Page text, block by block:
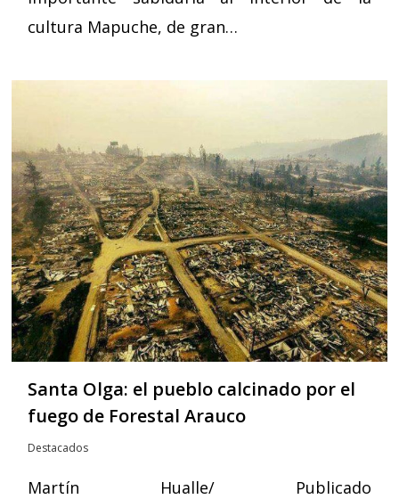
cultura Mapuche, de gran…
Santa Olga: el pueblo calcinado por el
fuego de Forestal Arauco
Destacados
Martín Hualle/ Publicado